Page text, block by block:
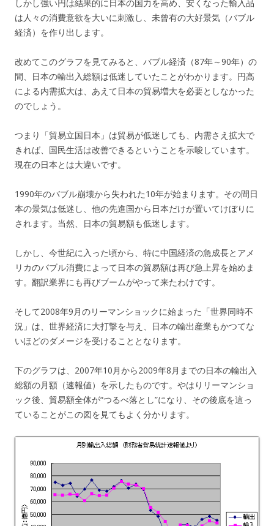
しかし強い円は結果的に日本の国力を高め、安くなった輸入品
は人々の消費意欲を大いに刺激し、未曾有の大好景気（バブル
経済）を作り出します。
改めてこのグラフを見てみると、バブル経済（87年～90年）の
間、日本の輸出入総額は低迷していたことがわかります。円高
による内需拡大は、あえて日本の貿易増大を必要としなかった
のでしょう。
つまり「貿易立国日本」は貿易が低迷しても、内需さえ拡大で
きれば、国民生活は改善できるということを示唆しています。
現在の日本とは大違いです。
1990年のバブル崩壊から失われた10年が始まります。その間日
本の景気は低迷し、他の先進国から日本だけが置いてけぼりに
されます。当然、日本の貿易額も低迷します。
しかし、今世紀に入った頃から、特に中国経済の急成長とアメ
リカのバブル消費によって日本の貿易額は再び急上昇を始めま
す。翻訳業界にも再びブームがやって来たわけです。
そして2008年9月のリーマンショックに始まった「世界同時不
況」は、世界経済に大打撃を与え、日本の輸出産業もかつてな
いほどのダメージを受けることとなります。
下のグラフは、2007年10月から2009年8月までの日本の輸出入
総額の月額（速報値）を示したものです。やはりリーマンショ
ック後、貿易額全体が“つるべ落とし”になり、その後底を這っ
ていることがこの図を見てもよく分かります。